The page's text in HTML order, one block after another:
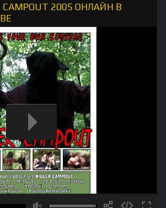
2005 ОНЛАЙН В